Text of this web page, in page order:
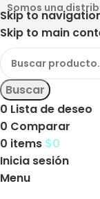
Skip to
Skip to main
Somos una
Buscar
0 Lista de deseo
0 Comparar
0 items $0
Inicia sesión
Menu